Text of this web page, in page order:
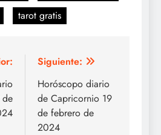
tarot gratis
Siguiente:
Horóscopo diario
de Capricornio 19
de febrero de
2024